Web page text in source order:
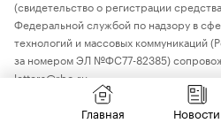
(свидетельство о регистрации
Федеральной службой по надзору в
технологий и массовых коммуникаций
за номером ЭЛ №ФС77-82385)
letters@rbc.ru
Владельцем сайта является
Данные предоставлены:
Мосбиржа,
Главная Новости